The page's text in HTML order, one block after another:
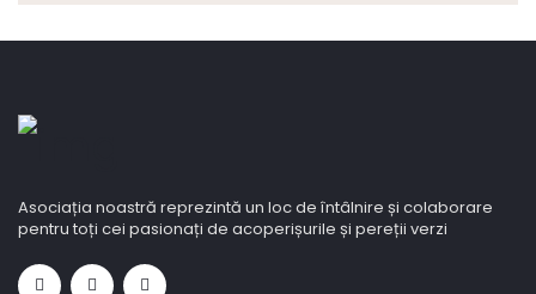
Asociația noastră reprezintă un loc de întâlnire și colaborare
pentru toți cei pasionați de acoperișurile și pereții verzi